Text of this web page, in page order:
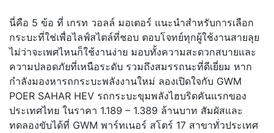
นี่คือ 5 ข้อ ที่ เกรท วอลล์ มอเตอร์ แนะนำสำหรับการเลือก
กระบะที่ใช่เพื่อไลฟ์สไตล์ที่ชอบ ตอบโจทย์ทุกผู้ใช้งานสายลุย
ไม่ว่าจะเพศไหนก็ใช้งานง่าย มอบทั้งความสะดวกสบายและ
ความปลอดภัยที่เหนือระดับ รวมถึงสมรรถนะที่ดีเยี่ยม หาก
กำลังมองหารถกระบะพลังงานใหม่ ลองเปิดใจกับ GWM
POER SAHAR HEV รถกระบะขุมพลังไฮบริดคันแรกของ
ประเทศไทย ในราคา 1.189 – 1.389 ล้านบาท สัมผัสและ
ทดลองขับได้ที่ GWM พาร์ทเนอร์ สโตร์ 17 สาขาทั่วประเทศ